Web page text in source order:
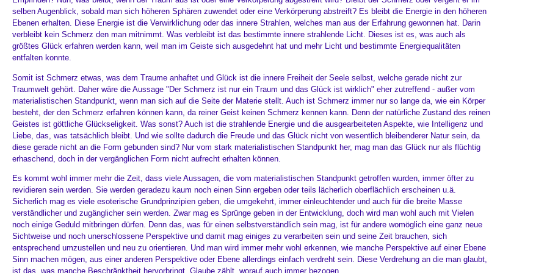
selben Augenblick, sobald man sich höheren Sphären zuwendet oder eine Verkörperung abstreift? Es bleibt die Energie in den höheren
Ebenen erhalten. Diese Energie ist die Verwirklichung oder das innere Strahlen, welches man aus der Erfahrung gewonnen hat. Darin
verbleibt kein Schmerz den man mitnimmt. Was verbleibt ist das bestimmte innere strahlende Licht. Dieses ist es, was auch als
größtes Glück erfahren werden kann, weil man im Geiste sich ausgedehnt hat und mehr Licht und bestimmte Energiequalitäten
entfalten konnte.
Somit ist Schmerz etwas, was dem Traume anhaftet und Glück ist die innere Freiheit der Seele selbst, welche gerade nicht zur
Traumwelt gehört. Daher wäre die Aussage "Der Schmerz ist nur ein Traum und das Glück ist wirklich" eher zutreffend - außer vom
materialistischen Standpunkt, wenn man sich auf die Seite der Materie stellt. Auch ist Schmerz immer nur so lange da, wie ein Körper
besteht, der den Schmerz erfahren können kann, da reiner Geist keinen Schmerz kennen kann. Denn der natürliche Zustand des reinen
Geistes ist göttliche Glückseligkeit. Was sonst? Auch ist die strahlende Energie und die ausgearbeiteten Aspekte, wie Intelligenz und
Liebe, das, was tatsächlich bleibt. Und wie sollte dadurch die Freude und das Glück nicht von wesentlich bleibenderer Natur sein, da
diese gerade nicht an die Form gebunden sind? Nur vom stark materialistischen Standpunkt her, mag man das Glück nur als flüchtig
erhaschend, doch in der vergänglichen Form nicht aufrecht erhalten können.
Es kommt wohl immer mehr die Zeit, dass viele Aussagen, die vom materialistischen Standpunkt getroffen wurden, immer öfter zu
revidieren sein werden. Sie werden geradezu kaum noch einen Sinn ergeben oder teils lächerlich oberflächlich erscheinen u.ä.
Sicherlich mag es viele esoterische Grundprinzipien geben, die umgekehrt, immer einleuchtender und auch für die breite Masse
verständlicher und zugänglicher sein werden. Zwar mag es Sprünge geben in der Entwicklung, doch wird man wohl auch mit Vielen
noch einige Geduld mitbringen dürfen. Denn das, was für einen selbstverständlich sein mag, ist für andere womöglich eine ganz neue
Sichtweise und noch unerschlossene Perspektive und damit mag einiges zu verarbeiten sein und seine Zeit brauchen, sich
entsprechend umzustellen und neu zu orientieren. Und man wird immer mehr wohl erkennen, wie manche Perspektive auf einer Ebene
Sinn machen mögen, aus einer anderen Perspektive oder Ebene allerdings einfach verdreht sein. Diese Verdrehung an die man glaubt,
ist das, was manche Beschränktheit hervorbringt. Glaube zählt, worauf auch immer bezogen.